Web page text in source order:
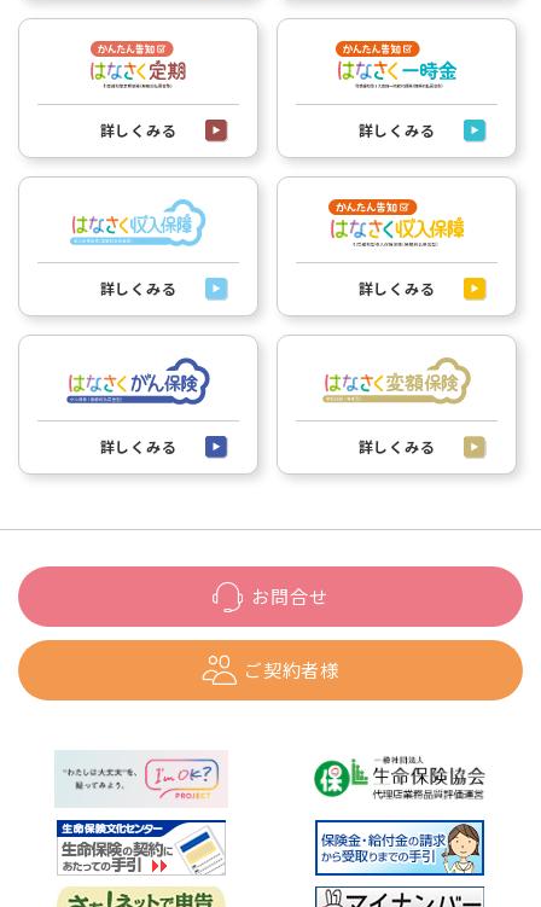
詳しくみる 詳しくみる
詳しくみる 詳しくみる
詳しくみる 詳しくみる
お問合せ
ご契約者様